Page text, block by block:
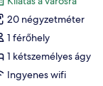
20 négyzetméter
1 férőhely
1 kétszemélyes ágy
Ingyenes wifi